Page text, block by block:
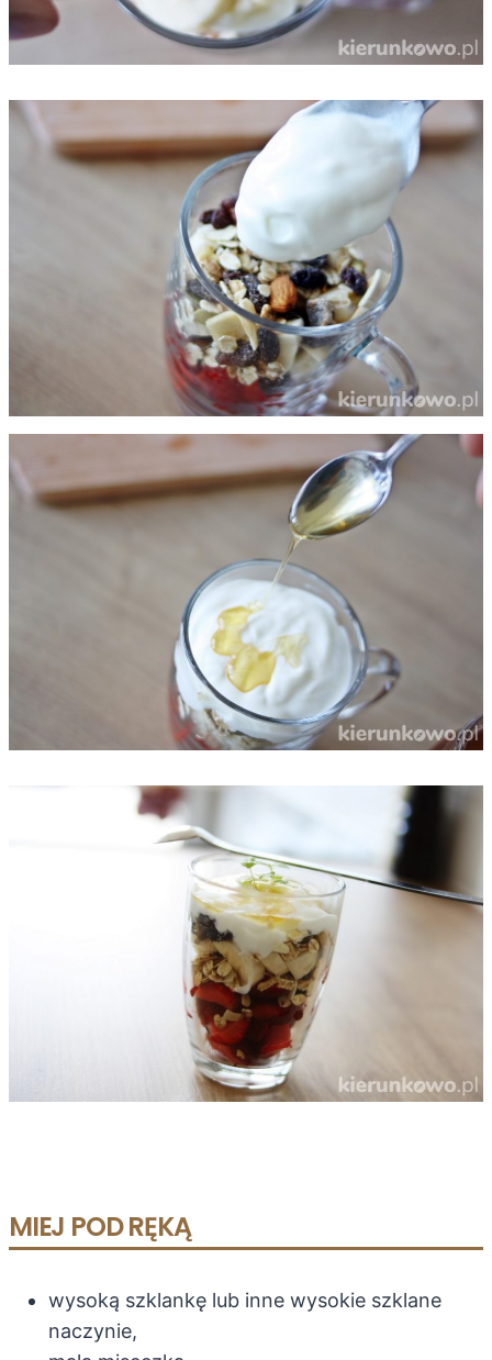
MIEJ POD RĘKĄ
wysoką szklankę lub inne wysokie szklane
naczynie,